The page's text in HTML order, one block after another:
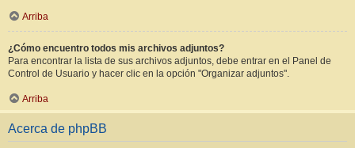
Arriba
¿Cómo encuentro todos mis archivos adjuntos?
Para encontrar la lista de sus archivos adjuntos, debe entrar en el Panel de
Control de Usuario y hacer clic en la opción "Organizar adjuntos".
Arriba
Acerca de phpBB